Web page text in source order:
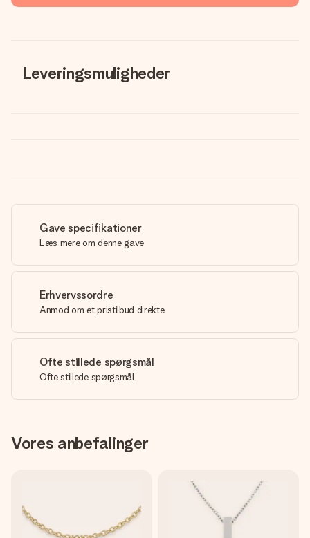
Leveringsmuligheder
Gave specifikationer
Læs mere om denne gave
Erhvervssordre
Anmod om et pristilbud direkte
Ofte stillede spørgsmål
Ofte stillede spørgsmål
Vores anbefalinger